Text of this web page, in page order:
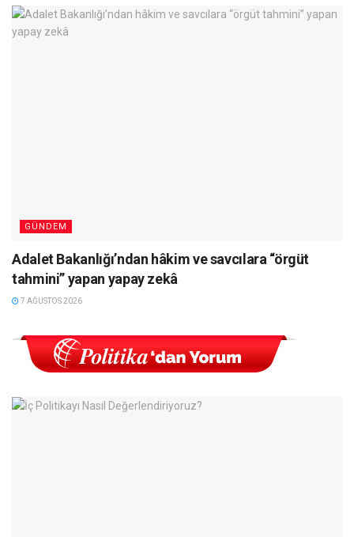
GÜNDEM
Adalet Bakanlığı’ndan hâkim ve savcılara “örgüt
tahmini” yapan yapay zekâ
7 AĞUSTOS 2026